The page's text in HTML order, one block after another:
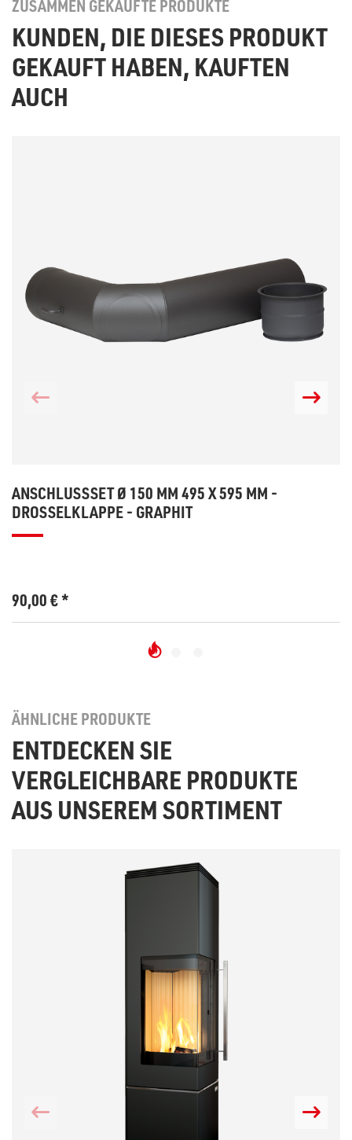
ZUSAMMEN GEKAUFTE PRODUKTE
KUNDEN, DIE DIESES PRODUKT
GEKAUFT HABEN, KAUFTEN
AUCH
ANSCHLUSSSET Ø 150 MM 495 X 595 MM -
DROSSELKLAPPE - GRAPHIT
90,00€*
ÄHNLICHE PRODUKTE
ENTDECKEN SIE
VERGLEICHBARE PRODUKTE
AUS UNSEREM SORTIMENT